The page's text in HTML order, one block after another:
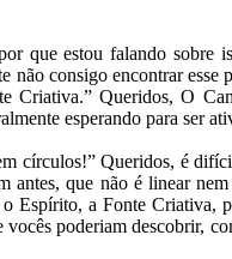
que estou falando sobre
não consigo encontrar
Criativa.” Queridos, O
esperando para ser
círculos!” Queridos, é
antes, que não é linear
Espírito, a Fonte Criativa,
vocês poderiam descobrir,